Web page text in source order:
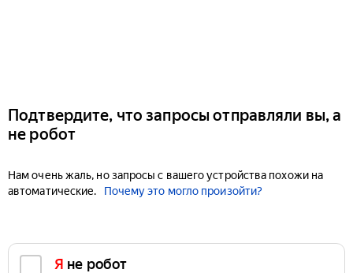
Подтвердите, что запросы отправляли вы, а
не робот
Нам очень жаль, но запросы с вашего устройства похожи на
автоматические.
Почему это могло произойти?
Я не робот